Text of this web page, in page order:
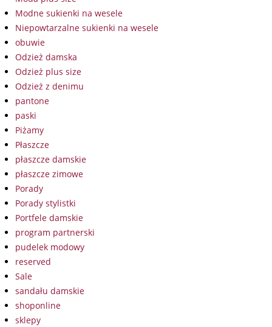
Modne sukienki na wesele
Niepowtarzalne sukienki na wesele
obuwie
Odzież damska
Odzież plus size
Odzież z denimu
pantone
paski
Piżamy
Płaszcze
płaszcze damskie
płaszcze zimowe
Porady
Porady stylistki
Portfele damskie
program partnerski
pudelek modowy
reserved
Sale
sandału damskie
shoponline
sklepy